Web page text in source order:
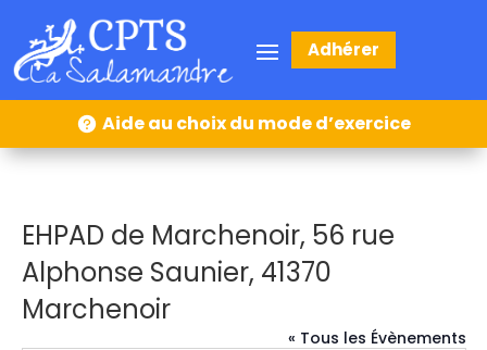
Adhérer
Aide au choix du mode d’exercice
EHPAD de Marchenoir, 56 rue
Alphonse Saunier, 41370
Marchenoir
« Tous les Évènements